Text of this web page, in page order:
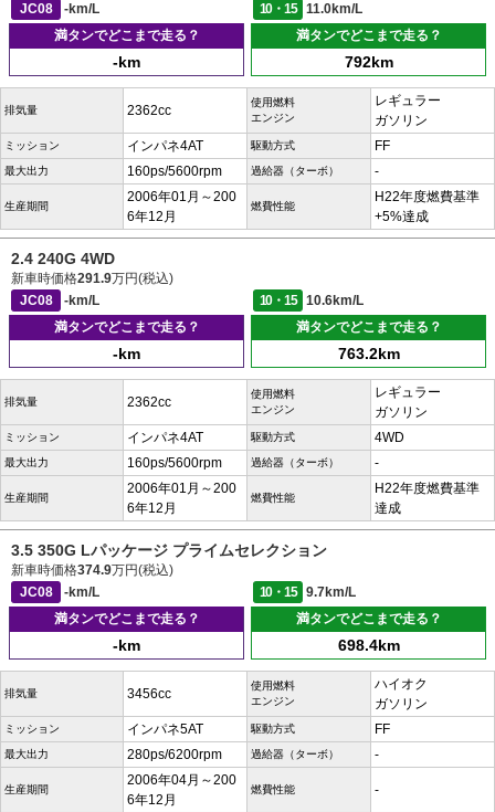
JC08
-km/L 10・15
11.0km/L
満タンでどこまで走る？
-km
満タンでどこまで走る？
792km
排気量 2362cc
使用燃料
エンジン
レギュラー
ガソリン
ミッション インパネ4AT 駆動方式 FF
最大出力 160ps/5600rpm 過給器（ターボ） -
生産期間
2006年01月～200
6年12月
燃費性能
H22年度燃費基準
+5%達成
2.4 240G 4WD
新車時価格291.9万円(税込)
JC08
-km/L 10・15
10.6km/L
満タンでどこまで走る？
-km
満タンでどこまで走る？
763.2km
排気量 2362cc
使用燃料
エンジン
レギュラー
ガソリン
ミッション インパネ4AT 駆動方式 4WD
最大出力 160ps/5600rpm 過給器（ターボ） -
生産期間
2006年01月～200
6年12月
燃費性能
H22年度燃費基準
達成
3.5 350G Lパッケージ プライムセレクション
新車時価格374.9万円(税込)
JC08
-km/L 10・15
9.7km/L
満タンでどこまで走る？
-km
満タンでどこまで走る？
698.4km
排気量 3456cc
使用燃料
エンジン
ハイオク
ガソリン
ミッション インパネ5AT 駆動方式 FF
最大出力 280ps/6200rpm 過給器（ターボ） -
生産期間
2006年04月～200
6年12月
燃費性能 -